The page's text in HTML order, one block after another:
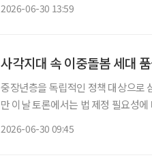
2026-06-30 13:59
사각지대 속 이중돌봄 세대
중장년층을 독립적인 정책 대상으로
만 이날 토론에서는 법 제정 필요성
2026-06-30 09:45